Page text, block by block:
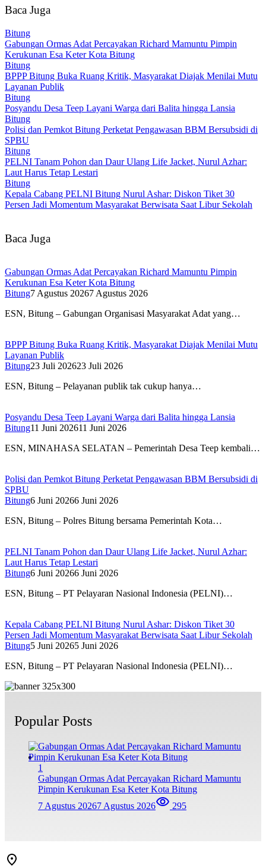
Baca Juga
Bitung
Gabungan Ormas Adat Percayakan Richard Mamuntu Pimpin
Kerukunan Esa Keter Kota Bitung
Bitung
BPPP Bitung Buka Ruang Kritik, Masyarakat Diajak Menilai Mutu
Layanan Publik
Bitung
Posyandu Desa Teep Layani Warga dari Balita hingga Lansia
Bitung
Polisi dan Pemkot Bitung Perketat Pengawasan BBM Bersubsidi di
SPBU
Bitung
PELNI Tanam Pohon dan Daur Ulang Life Jacket, Nurul Azhar:
Laut Harus Tetap Lestari
Bitung
Kepala Cabang PELNI Bitung Nurul Ashar: Diskon Tiket 30
Persen Jadi Momentum Masyarakat Berwisata Saat Libur Sekolah
Baca Juga
Gabungan Ormas Adat Percayakan Richard Mamuntu Pimpin
Kerukunan Esa Keter Kota Bitung
Bitung7 Agustus 20267 Agustus 2026
ESN, Bitung – Gabungan Organisasi Masyarakat Adat yang…
BPPP Bitung Buka Ruang Kritik, Masyarakat Diajak Menilai Mutu
Layanan Publik
Bitung23 Juli 202623 Juli 2026
ESN, Bitung – Pelayanan publik tak cukup hanya…
Posyandu Desa Teep Layani Warga dari Balita hingga Lansia
Bitung11 Juni 202611 Juni 2026
ESN, MINAHASA SELATAN – Pemerintah Desa Teep kembali…
Polisi dan Pemkot Bitung Perketat Pengawasan BBM Bersubsidi di
SPBU
Bitung6 Juni 20266 Juni 2026
ESN, Bitung – Polres Bitung bersama Pemerintah Kota…
PELNI Tanam Pohon dan Daur Ulang Life Jacket, Nurul Azhar:
Laut Harus Tetap Lestari
Bitung6 Juni 20266 Juni 2026
ESN, Bitung – PT Pelayaran Nasional Indonesia (PELNI)…
Kepala Cabang PELNI Bitung Nurul Ashar: Diskon Tiket 30
Persen Jadi Momentum Masyarakat Berwisata Saat Libur Sekolah
Bitung5 Juni 20265 Juni 2026
ESN, Bitung – PT Pelayaran Nasional Indonesia (PELNI)…
Popular Posts
1
Gabungan Ormas Adat Percayakan Richard Mamuntu
Pimpin Kerukunan Esa Keter Kota Bitung
7 Agustus 20267 Agustus 2026 295